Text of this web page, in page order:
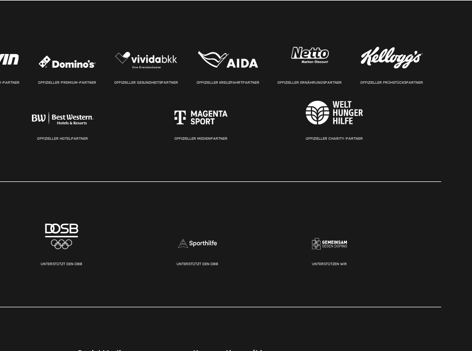
PARTNER OFFIZIELLER PREMIUM-PARTNER OFFIZIELLER GESUNDHEITSPARTNER OFFIZIELLER KREUZFAHRTPARTNER OFFIZIELLER ERNÄHRUNGSPARTNER OFFIZIELLER FRÜHSTÜCKSPARTNER
OFFIZIELLER HOTELPARTNER OFFIZIELLER MEDIENPARTNER OFFIZIELLER CHARITY-PARTNER
UNTERSTÜTZT DEN DBB UNTERSTÜTZT DEN DBB UNTERSTÜTZEN WIR